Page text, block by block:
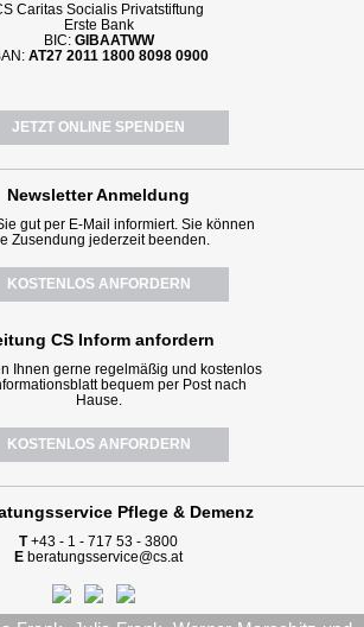
Caritas Socialis Privatstiftung
Erste Bank
BIC: GIBAATWW
AT27 2011 1800 8098 0900
JETZT ONLINE SPENDEN
NewsletterAnmeldung
gut per E-Mail informiert. Sie können
Zusendung jederzeit beenden.
KOSTENLOS ANFORDERN
CS Inform anfordern
Ihnen gerne regelmäßig und kostenlos
bequem per Post nach
Hause.
KOSTENLOS ANFORDERN
Pflege & Demenz
T+43 - 1 - 717 53 - 3800
E beratungsservice@cs.at